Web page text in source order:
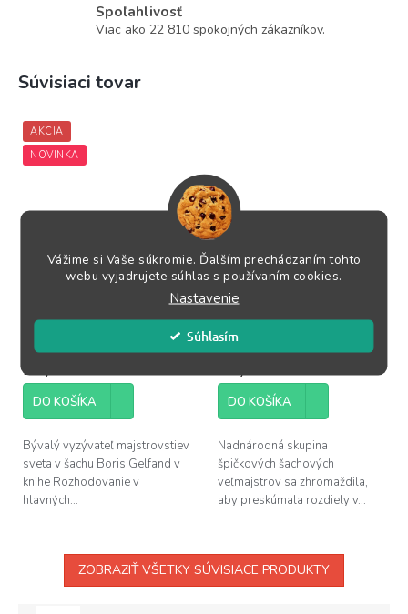
Vážime si Vaše súkromie. Ďalším prechádzaním tohto
webu vyjadrujete súhlas s používaním cookies.
Nastavenie
Súhlasím
Spoľahlivosť
Viac ako 22 810 spokojných zákazníkov.
Súvisiaci tovar
AKCIA
NOVINKA
Decision Making in Major
Piece Endings by Boris
24,95 €
DO KOŠÍKA
Bývalý vyzývateľ majstrovstiev
sveta v šachu Boris Gelfand v
knihe Rozhodovanie v
hlavných...
Grandmaster versus
Amateur
Skladom
30,95 €
DO KOŠÍKA
Nadnárodná skupina
špičkových šachových
veľmajstrov sa zhromaždila,
aby preskúmala rozdiely v...
ZOBRAZIŤ VŠETKY SÚVISIACE PRODUKTY